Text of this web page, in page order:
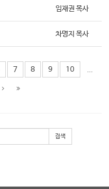
임재권 목사
차명지 목사
7 8 9 10 ...
검색